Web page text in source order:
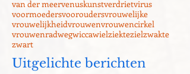
tempeltempelmiddagtradities
traditioneel sjamanismetrancevader
van der meervenuskunstverdrietvirus
voormoedersvooroudersvrouwelijke
vrouwelijkheid
vrouwenrad weg wicca wielziekte ziel
zwart